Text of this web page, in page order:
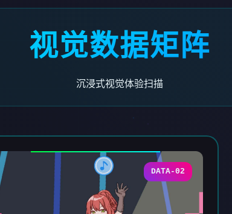
视觉数据矩阵
沉浸式视觉体验扫描
DATA-02